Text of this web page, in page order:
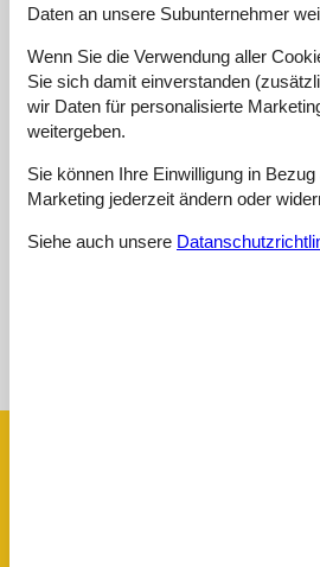
4
3
2
1
Daten an unsere Subunternehmer
Wenn Sie die Verwendung aller
Sie sich damit einverstanden
wir Daten für personalisierte
weitergeben.
Sie können Ihre Einwilligung in
Marketing jederzeit ändern oder
Siehe auch unsere